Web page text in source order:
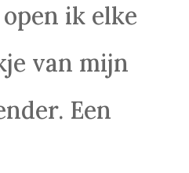
ik elke
van mijn
Een